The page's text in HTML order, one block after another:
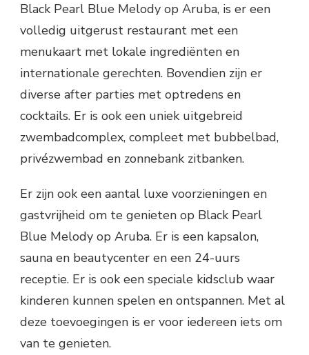
Black Pearl Blue Melody op Aruba, is er een
volledig uitgerust restaurant met een
menukaart met lokale ingrediënten en
internationale gerechten. Bovendien zijn er
diverse after parties met optredens en
cocktails. Er is ook een uniek uitgebreid
zwembadcomplex, compleet met bubbelbad,
privézwembad en zonnebank zitbanken.
Er zijn ook een aantal luxe voorzieningen en
gastvrijheid om te genieten op Black Pearl
Blue Melody op Aruba. Er is een kapsalon,
sauna en beautycenter en een 24-uurs
receptie. Er is ook een speciale kidsclub waar
kinderen kunnen spelen en ontspannen. Met al
deze toevoegingen is er voor iedereen iets om
van te genieten.